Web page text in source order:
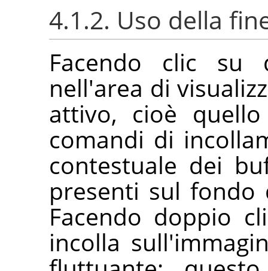
4.1.2. Uso della
Facendo clic su
nell'area di
attivo, cioè
comandi di
contestuale dei
presenti sul fondo
Facendo doppio
incolla